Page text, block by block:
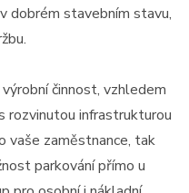
dobrém stavebním stavu,
činnost, vzhledem
infrastrukturou
vaše zaměstnance, tak
parkování přímo u